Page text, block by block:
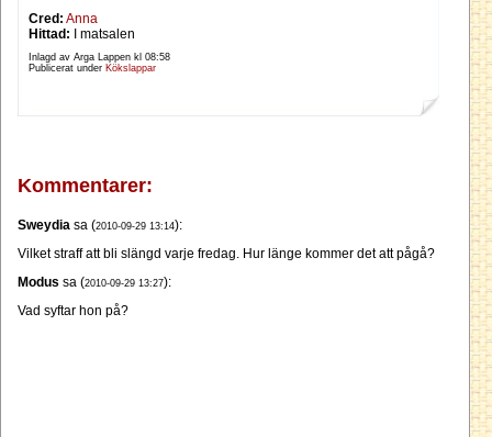
Cred: Anna
Hittad: I matsalen
Inlagd av Arga Lappen kl 08:58
Publicerat under Kökslappar
Kommentarer:
Sweydia sa (2010-09-29 13:14):
Vilket straff att bli slängd varje fredag. Hur länge kommer det att pågå?
Modus sa (2010-09-29 13:27):
Vad syftar hon på?